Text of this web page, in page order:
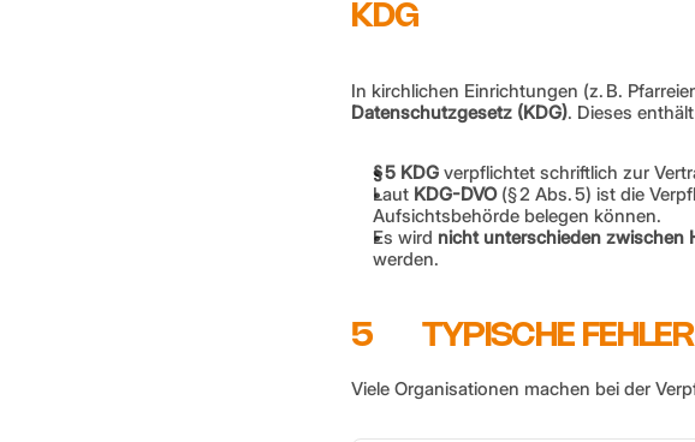
KDG
In kirchlichen Einrichtungen (z. B.
Datenschutzgesetz (KDG). Dieses
§ 5 KDG verpflichtet schriftlich zur
Laut KDG-DVO (§ 2 Abs. 5) ist die
Aufsichtsbehörde belegen können.
Es wird nicht unterschieden zwischen
werden.
5       TYPISCHE
Viele Organisationen machen bei der